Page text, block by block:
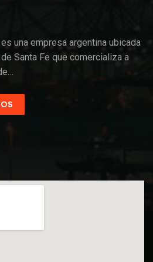
una empresa argentina ubicada
Santa Fe que comercializa a